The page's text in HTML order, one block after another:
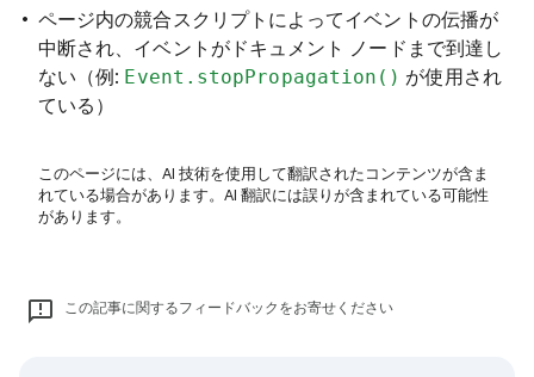
ページ内の競合スクリプトによってイベントの伝播が
中断され、イベントがドキュメント ノードまで到達し
ない（例: Event.stopPropagation() が使用され
ている）
このページには、AI 技術を使用して翻訳されたコンテンツが含ま
れている場合があります。AI 翻訳には誤りが含まれている可能性
があります。
この記事に関するフィードバックをお寄せください